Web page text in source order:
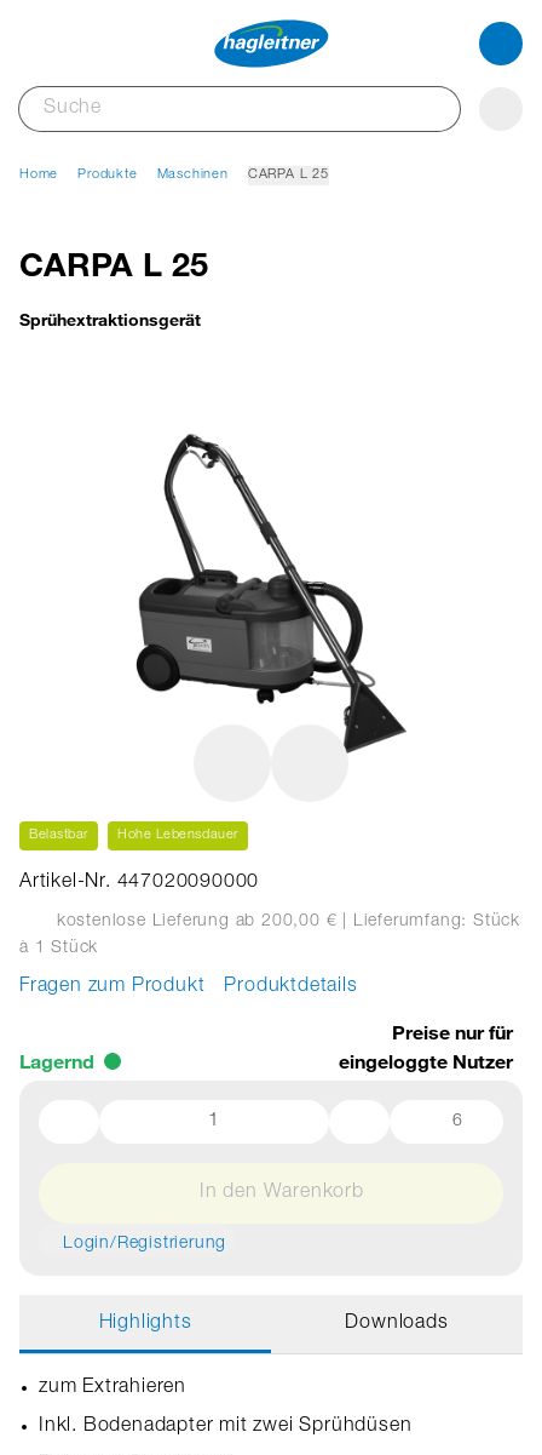
Home Produkte Maschinen CARPA L 25
CARPA L 25
Sprühextraktionsgerät
Belastbar Hohe Lebensdauer
Artikel-Nr. 447020090000
kostenlose Lieferung ab 200,00 € | Lieferumfang: Stück
à 1 Stück
Fragen zum Produkt Produktdetails
Lagernd
Preise nur für
eingeloggte Nutzer
6
In den Warenkorb
Login/Registrierung
Highlights Downloads
zum Extrahieren
Inkl. Bodenadapter mit zwei Sprühdüsen